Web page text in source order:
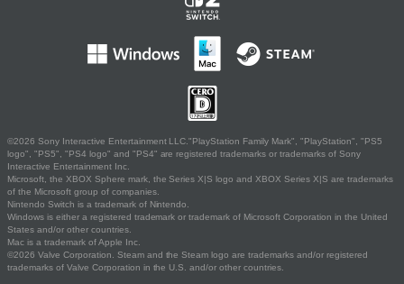
©2026 Sony Interactive Entertainment LLC."PlayStation Family Mark", "PlayStation", "PS5
logo", "PS5", "PS4 logo" and "PS4" are registered trademarks or trademarks of Sony
Interactive Entertainment Inc.
Microsoft, the XBOX Sphere mark, the Series X|S logo and XBOX Series X|S are trademarks
of the Microsoft group of companies.
Nintendo Switch is a trademark of Nintendo.
Windows is either a registered trademark or trademark of Microsoft Corporation in the United
States and/or other countries.
Mac is a trademark of Apple Inc.
©2026 Valve Corporation. Steam and the Steam logo are trademarks and/or registered
trademarks of Valve Corporation in the U.S. and/or other countries.